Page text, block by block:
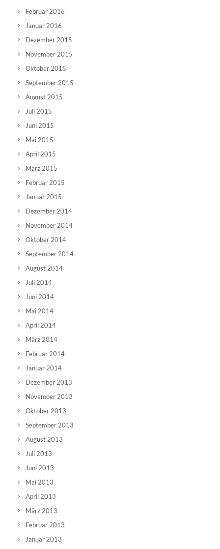
Februar 2016
Januar 2016
Dezember 2015
November 2015
Oktober 2015
September 2015
August 2015
Juli 2015
Juni 2015
Mai 2015
April 2015
März 2015
Februar 2015
Januar 2015
Dezember 2014
November 2014
Oktober 2014
September 2014
August 2014
Juli 2014
Juni 2014
Mai 2014
April 2014
März 2014
Februar 2014
Januar 2014
Dezember 2013
November 2013
Oktober 2013
September 2013
August 2013
Juli 2013
Juni 2013
Mai 2013
April 2013
März 2013
Februar 2013
Januar 2013